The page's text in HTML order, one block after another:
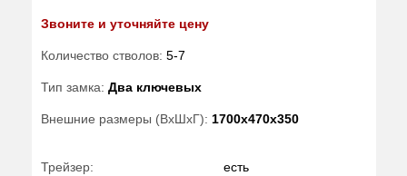
Звоните и уточняйте цену
Количество стволов: 5-7
Тип замка: Два ключевых
Внешние размеры (ВхШхГ): 1700x470x350
Трейзер: есть